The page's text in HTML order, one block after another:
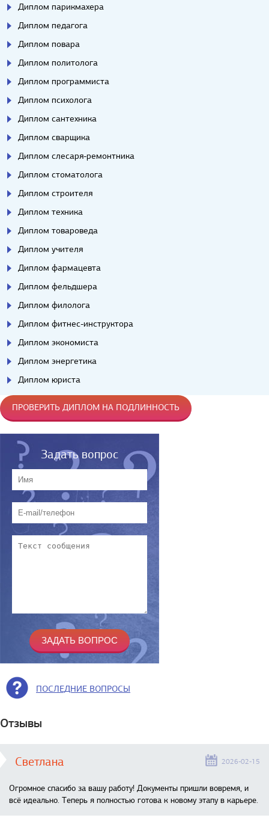
Диплом парикмахера
Диплом педагога
Диплом повара
Диплом политолога
Диплом программиста
Диплом психолога
Диплом сантехника
Диплом сварщика
Диплом слесаря-ремонтника
Диплом стоматолога
Диплом строителя
Диплом техника
Диплом товароведа
Диплом учителя
Диплом фармацевта
Диплом фельдшера
Диплом филолога
Диплом фитнес-инструктора
Диплом экономиста
Диплом энергетика
Диплом юриста
ПРОВЕРИТЬ ДИПЛОМ НА ПОДЛИННОСТЬ
Задать вопрос
ПОСЛЕДНИЕ ВОПРОСЫ
Отзывы
Светлана 2026-02-15
Огромное спасибо за вашу работу! Документы пришли вовремя, и
всё идеально. Теперь я полностью готова к новому этапу в карьере.